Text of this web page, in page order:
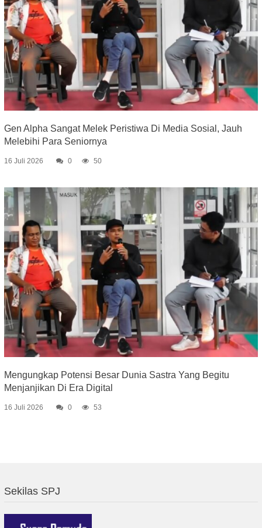
Gen Alpha Sangat Melek Peristiwa Di Media Sosial, Jauh
Melebihi Para Seniornya
16 Juli 2026 0 50
Mengungkap Potensi Besar Dunia Sastra Yang Begitu
Menjanjikan Di Era Digital
16 Juli 2026 0 53
Sekilas SPJ